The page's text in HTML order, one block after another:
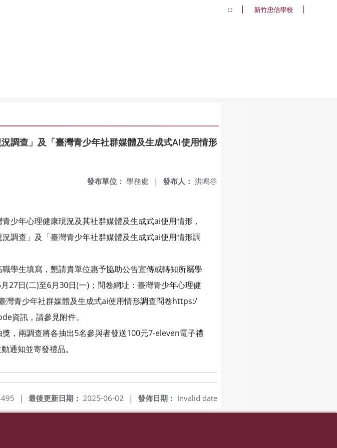
::: 新竹忠信學校
調查」及「臺灣青少年社群媒體及生成式AI使用情形
發布人： 洪鳴谷
發布單位： 學務處 |
少年心理健康現況及其社群媒體及生成式ai使用情形，
查」及「臺灣青少年社群媒體及生成式ai使用情形調
學生填寫，懇請貴單位惠予協助公告宣傳或轉知所屬學
日(二)至6月30日(一)；問卷網址：臺灣青少年心理健
少年社群媒體及生成式ai使用情形調查問卷https:/
訊，請參見附件。
，兩調查將各抽出5名參與者發送100元7-eleven電子禮
知並寄發禮品。
發佈日期： Invalid date
最後更新日期： 2025-06-02 |
|